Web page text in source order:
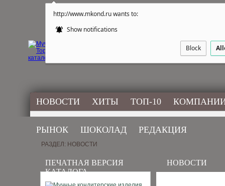
http://www.mkond.ru wants to:
Show notifications
Block
НОВОСТИ ХИТЫ ТОП-10
РЫНОК ШОКОЛАД РЕДАКЦИЯ
ПЕЧАТНАЯ ВЕРСИЯ
КАТАЛОГА
РАЗДЕЛ: НОВОСТИ
НОВОСТИ